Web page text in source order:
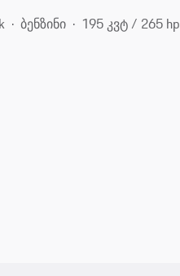
ბენზინი 195 კვტ / 265 hp